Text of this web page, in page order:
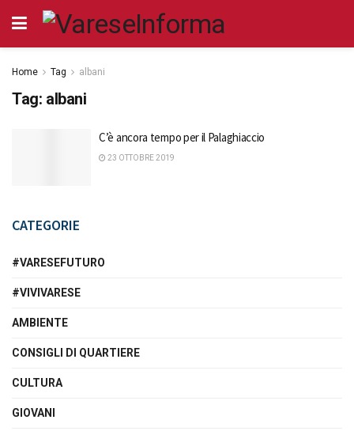
Home Tag albani
Tag: albani
C’è ancora tempo per il Palaghiaccio
23 OTTOBRE 2019
CATEGORIE
#VARESEFUTURO
#VIVIVARESE
AMBIENTE
CONSIGLI DI QUARTIERE
CULTURA
GIOVANI